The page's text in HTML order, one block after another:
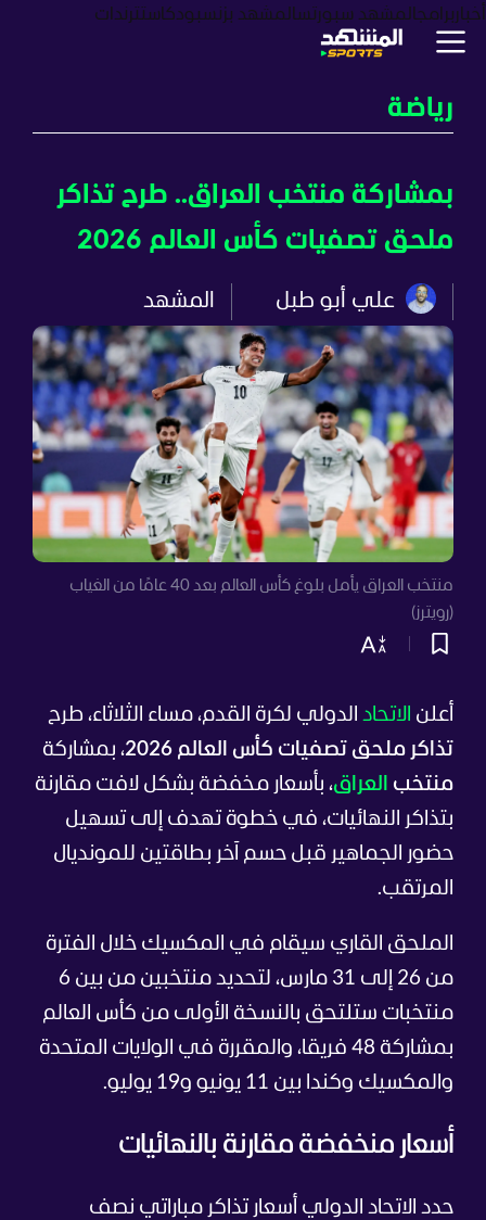
أخبار برامجالمشهد سبورتسالمشهد بزنسبودكاستترندات
رياضة
بمشاركة منتخب العراق.. طرح تذاكر
ملحق تصفيات كأس العالم 2026
علي أبو طبل المشهد
منتخب العراق يأمل بلوغ كأس العالم بعد 40 عامًا من الغياب
(رويترز)
أعلن الاتحاد الدولي لكرة القدم، مساء الثلاثاء، طرح
تذاكر ملحق تصفيات كأس العالم 2026
، بمشاركة
منتخب
العراق، بأسعار مخفضة بشكل لافت مقارنة
بتذاكر النهائيات، في خطوة تهدف إلى تسهيل
حضور الجماهير قبل حسم آخر بطاقتين للمونديال
المرتقب.
الملحق القاري سيقام في المكسيك خلال الفترة
من 26 إلى 31 مارس، لتحديد منتخبين من بين 6
منتخبات ستلتحق بالنسخة الأولى من كأس العالم
بمشاركة 48 فريقا، والمقررة في الولايات المتحدة
والمكسيك وكندا بين 11 يونيو و19 يوليو.
أسعار منخفضة مقارنة بالنهائيات
حدد الاتحاد الدولي أسعار تذاكر مباراتي نصف